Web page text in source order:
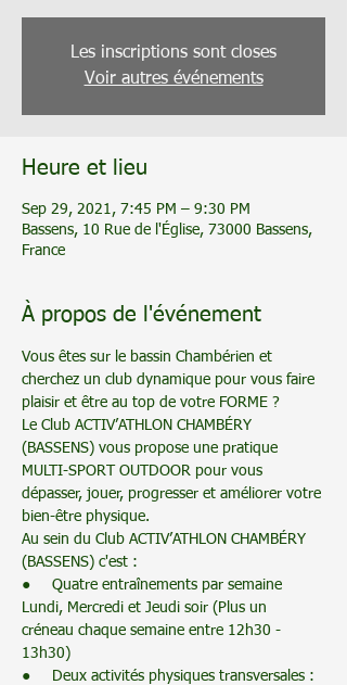
Les inscriptions sont closes
Voir autres événements
Heure et lieu
Sep 29, 2021, 7:45 PM – 9:30 PM
Bassens, 10 Rue de l'Église, 73000 Bassens,
France
À propos de l'événement
Vous êtes sur le bassin Chambérien et
cherchez un club dynamique pour vous faire
plaisir et être au top de votre FORME ?
Le Club ACTIV’ATHLON CHAMBÉRY
(BASSENS) vous propose une pratique
MULTI-SPORT OUTDOOR pour vous
dépasser, jouer, progresser et améliorer votre
bien-être physique.
Au sein du Club ACTIV’ATHLON CHAMBÉRY
(BASSENS) c'est :
●     Quatre entraînements par semaine
Lundi, Mercredi et Jeudi soir (Plus un
créneau chaque semaine entre 12h30 -
13h30)
●     Deux activités physiques transversales :